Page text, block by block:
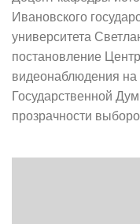
Ивановского
университета
постановление
видеонаблюдения на
Государственной
прозрачности